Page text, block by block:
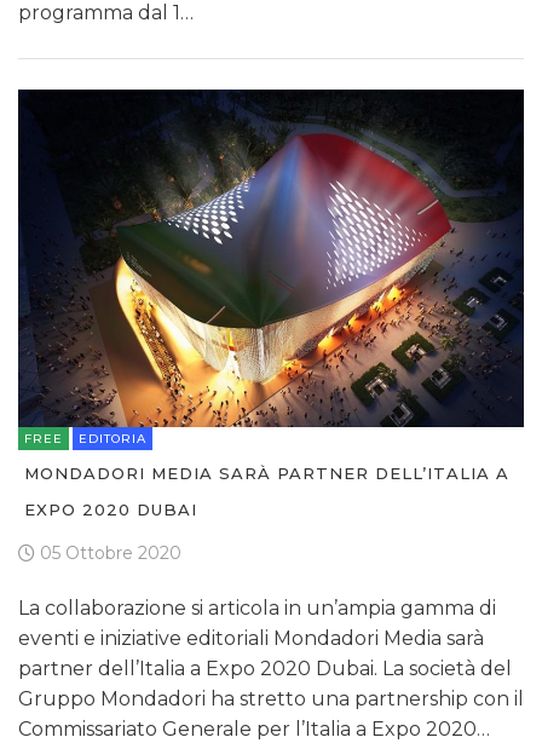
programma dal 1…
FREE EDITORIA
MONDADORI MEDIA SARÀ PARTNER DELL’ITALIA A
EXPO 2020 DUBAI
05 Ottobre 2020
La collaborazione si articola in un’ampia gamma di
eventi e iniziative editoriali Mondadori Media sarà
partner dell’Italia a Expo 2020 Dubai. La società del
Gruppo Mondadori ha stretto una partnership con il
Commissariato Generale per l’Italia a Expo 2020…